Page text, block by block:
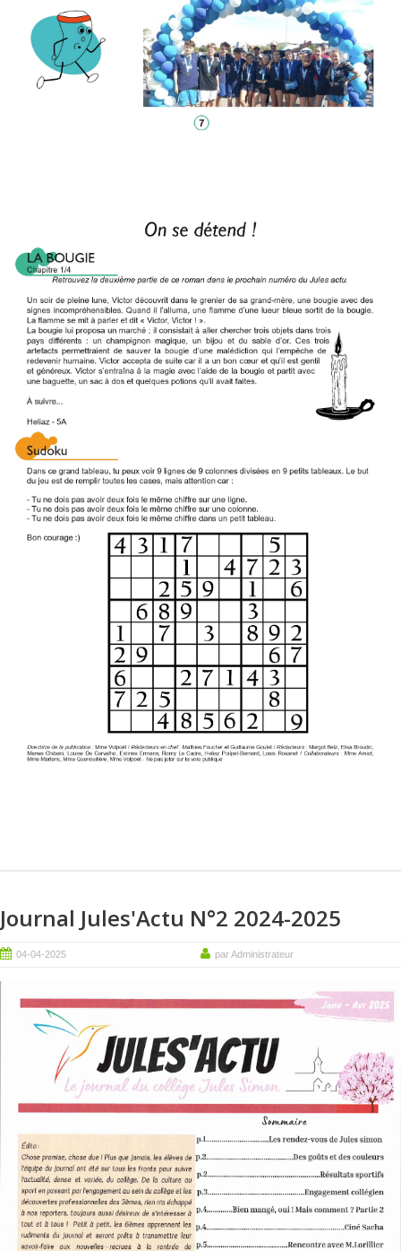
Journal Jules'Actu N°2 2024-2025
04-04-2025 par Administrateur